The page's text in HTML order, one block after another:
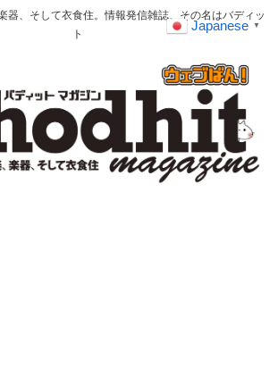
器、そして衣食住。情報発信雑誌、その名はバディッ
ト
Japanese ▼